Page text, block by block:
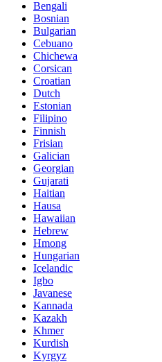
Bengali
Bosnian
Bulgarian
Cebuano
Chichewa
Corsican
Croatian
Dutch
Estonian
Filipino
Finnish
Frisian
Galician
Georgian
Gujarati
Haitian
Hausa
Hawaiian
Hebrew
Hmong
Hungarian
Icelandic
Igbo
Javanese
Kannada
Kazakh
Khmer
Kurdish
Kyrgyz